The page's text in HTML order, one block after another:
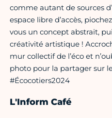
comme autant de sources
espace libre d’accès,
vous un concept abstrait,
créativité artistique !
mur collectif de l’éco et
photo pour la partager sur
#Écocotiers2024
L'Inform Café